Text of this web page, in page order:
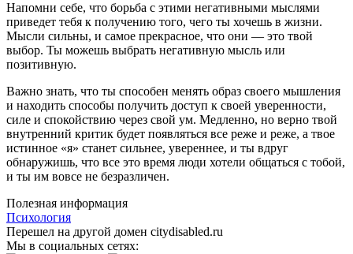
Напомни себе, что борьба с этими негативными мыслями
приведет тебя к получению того, чего ты хочешь в жизни.
Мысли сильны, и самое прекрасное, что они — это твой
выбор. Ты можешь выбрать негативную мысль или
позитивную.
Важно знать, что ты способен менять образ своего мышления
и находить способы получить доступ к своей уверенности,
силе и спокойствию через свой ум. Медленно, но верно твой
внутренний критик будет появляться все реже и реже, а твое
истинное «я» станет сильнее, увереннее, и ты вдруг
обнаружишь, что все это время люди хотели общаться с тобой,
и ты им вовсе не безразличен.
Полезная информация
Психология
Перешел на другой домен citydisabled.ru
Мы в социальных сетях: